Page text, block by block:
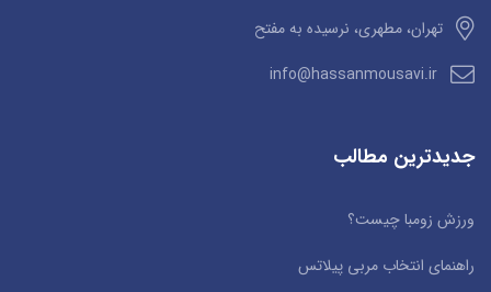
تهران، مطهری، نرسیده به مفتح
info@hassanmousavi.ir
جدیدترین مطالب
ورزش زومبا چیست؟
راهنمای انتخاب مربی پیلاتس